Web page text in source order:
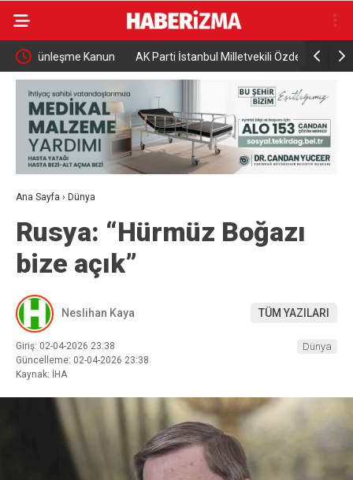
AK Parti İstanbul Milletvekili Özdemir: “Güçlü sanayi,
güçlü Türkiye” kapılarını
Ana Sayfa › Dünya
Rusya: “Hürmüz Boğazı
bize açık”
Neslihan Kaya TÜM YAZILARI
Giriş: 02-04-2026 23:38
Güncelleme: 02-04-2026 23:38
Kaynak: İHA
Dünya